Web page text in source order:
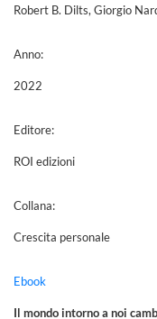
Robert B. Dilts, Giorgio
Anno:
2022
Editore:
ROI edizioni
Collana:
Crescita personale
Ebook
Il mondo intorno a noi